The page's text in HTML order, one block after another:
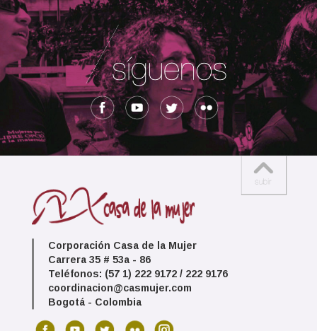
Corporación Casa de la Mujer
Carrera 35 # 53a - 86
Teléfonos: (57 1) 222 9172 / 222 9176
coordinacion@casmujer.com
Bogotá - Colombia